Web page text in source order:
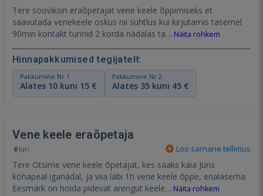
Tere sooviksin eraõpetajat vene keele õppimiseks et
saavutada venekeele oskus nii suhtlus kui kirjutamis tasemel
90min kontakt tunnid 2 korda nädalas ta… Näita rohkem
Hinnapakkumised tegijatelt:
Pakkumine Nr 1
Alates 10 kuni 15 €
Pakkumine Nr 2
Alates 35 kuni 45 €
Vene keele eraõpetaja
Jüri Loo sarnane tellimus
Tere Otsime vene keele õpetajat, kes saaks käia Jüris
kohapeal iganädal, ja viia läbi 1h vene keele õppe, erialasema.
Eesmärk on hoida pidevat arengut keele… Näita rohkem